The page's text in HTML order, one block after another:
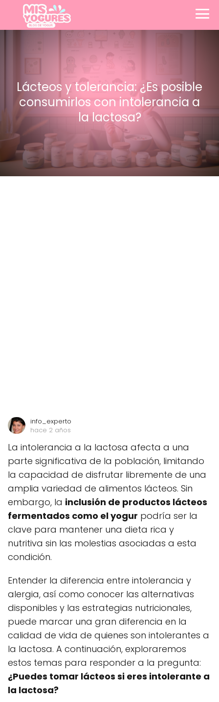
Lácteos y tolerancia: ¿Es posible
consumirlos con intolerancia a
la lactosa?
info_experto
hace 2 años
La intolerancia a la lactosa afecta a una
parte significativa de la población, limitando
la capacidad de disfrutar libremente de una
amplia variedad de alimentos lácteos. Sin
embargo, la inclusión de productos lácteos
fermentados como el yogur podría ser la
clave para mantener una dieta rica y
nutritiva sin las molestias asociadas a esta
condición.
Entender la diferencia entre intolerancia y
alergia, así como conocer las alternativas
disponibles y las estrategias nutricionales,
puede marcar una gran diferencia en la
calidad de vida de quienes son intolerantes a
la lactosa. A continuación, exploraremos
estos temas para responder a la pregunta:
¿Puedes tomar lácteos si eres intolerante a
la lactosa?